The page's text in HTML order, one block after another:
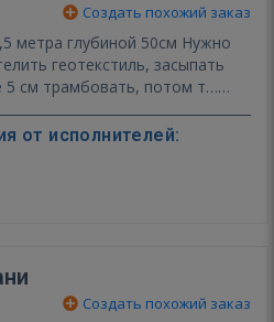
Создать похожий заказ
метра глубиной 50см Нужно
геотекстиль, засыпать
5 см трамбовать, потом т…
от исполнителей:
Создать похожий заказ